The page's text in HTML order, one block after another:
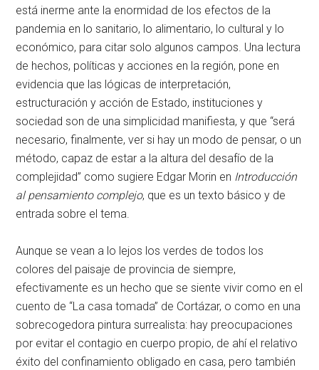
está inerme ante la enormidad de los efectos de la
pandemia en lo sanitario, lo alimentario, lo cultural y lo
económico, para citar solo algunos campos. Una lectura
de hechos, políticas y acciones en la región, pone en
evidencia que las lógicas de interpretación,
estructuración y acción de Estado, instituciones y
sociedad son de una simplicidad manifiesta, y que “será
necesario, finalmente, ver si hay un modo de pensar, o un
método, capaz de estar a la altura del desafío de la
complejidad” como sugiere Edgar Morin en Introducción
al pensamiento complejo, que es un texto básico y de
entrada sobre el tema.
Aunque se vean a lo lejos los verdes de todos los
colores del paisaje de provincia de siempre,
efectivamente es un hecho que se siente vivir como en el
cuento de “La casa tomada” de Cortázar, o como en una
sobrecogedora pintura surrealista: hay preocupaciones
por evitar el contagio en cuerpo propio, de ahí el relativo
éxito del confinamiento obligado en casa, pero también